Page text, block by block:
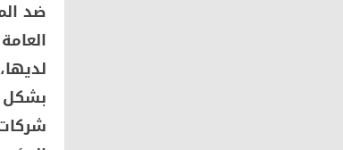
ضد
بشكل